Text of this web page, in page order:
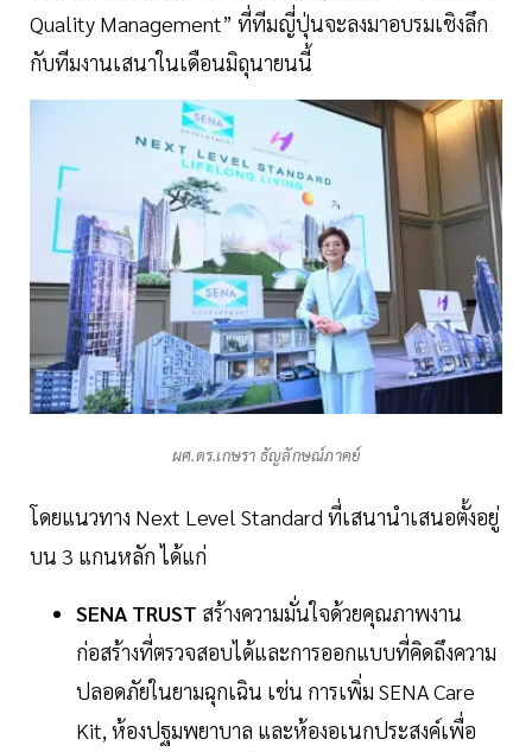
Quality Management” ที่ทีมญี่ปุ่นจะลงมาอบรมเชิงลึก
กับทีมงานเสนาในเดือนมิถุนายนนี้
ผศ.ดร.เกษรา ธัญลักษณ์ภาคย์
โดยแนวทาง Next Level Standard ที่เสนานำเสนอตั้งอยู่
บน 3 แกนหลัก ได้แก่
SENA TRUST สร้างความมั่นใจด้วยคุณภาพงาน
ก่อสร้างที่ตรวจสอบได้และการออกแบบที่คิดถึงความ
ปลอดภัยในยามฉุกเฉิน เช่น การเพิ่ม SENA Care
Kit, ห้องปฐมพยาบาล และห้องอเนกประสงค์เพื่อ